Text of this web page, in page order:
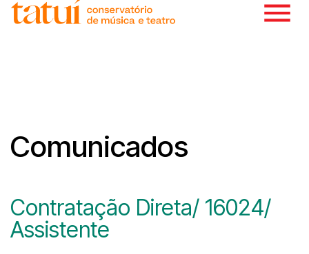
Comunicados
Contratação Direta/ 16024/
Assistente